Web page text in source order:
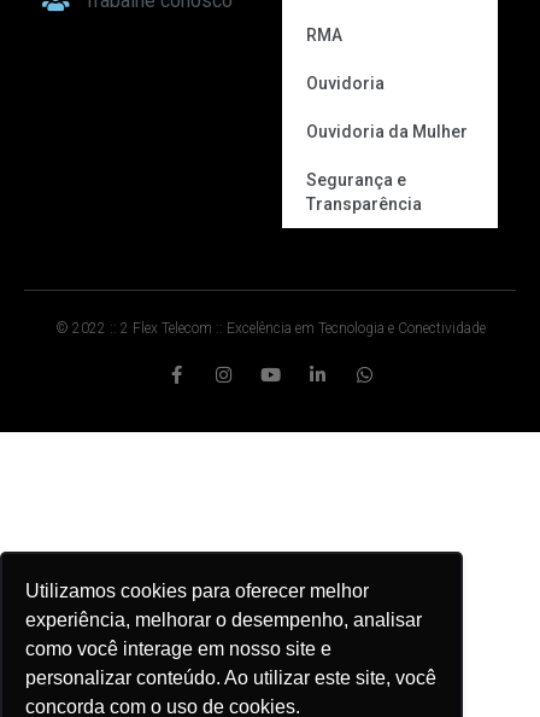
Utilizamos cookies para oferecer melhor
experiência, melhorar o desempenho, analisar
como você interage em nosso site e
personalizar conteúdo. Ao utilizar este site, você
concorda com o uso de cookies.
RMA
Ouvidoria
Ouvidoria da Mulher
Segurança e
Transparência
© 2022 :: 2 Flex Telecom :: Excelência em Tecnologia e Conectividade